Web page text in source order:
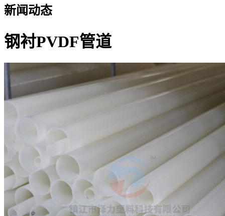
新闻动态
钢衬PVDF管道